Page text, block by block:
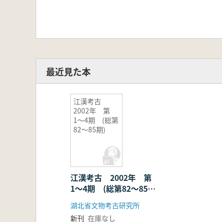
最近見た本
江漢考古
2002年 第
1〜4期 (総第
82〜85期)
江漢考古 2002年 第
1〜4期 (総第82〜85
期)
湖北省文物考古研究所
新刊 在庫なし